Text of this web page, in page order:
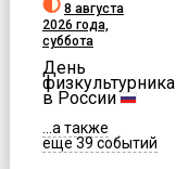
8 августа
2026 года,
суббота
День
физкультурника
в России
...а также
еще 39 событий